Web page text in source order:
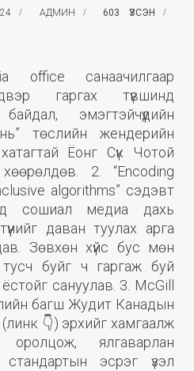
АДМИН 603 ҮЗСЭН
office санаачилгаар
гаргах түвшинд
эмэгтэйчүүдийн
төслийн жендерийн
Ёонг Сүк Чотой
2. “Encoding
algorithms” сэдэвт
сошиал медиа дахь
даван туулах арга
Зөвхөн хүйс бус мөн
буйг ч гаргаж буй
сануулав. 3. McGill
багш Жудит Канадын
👇) эрхийг хамгаалж
оролцож, ялгаварлан
стандартын эсрэг үзэл